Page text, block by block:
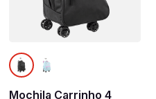
Mochila Carrinho 4